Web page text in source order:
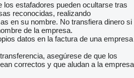
los estafadores pueden ocultarse tras
reconocidas, realizando
en su nombre. No transfiera dinero si
de la empresa.
datos en la factura de una empresa
asegúrese de que los
correctos y que aludan a la empresa